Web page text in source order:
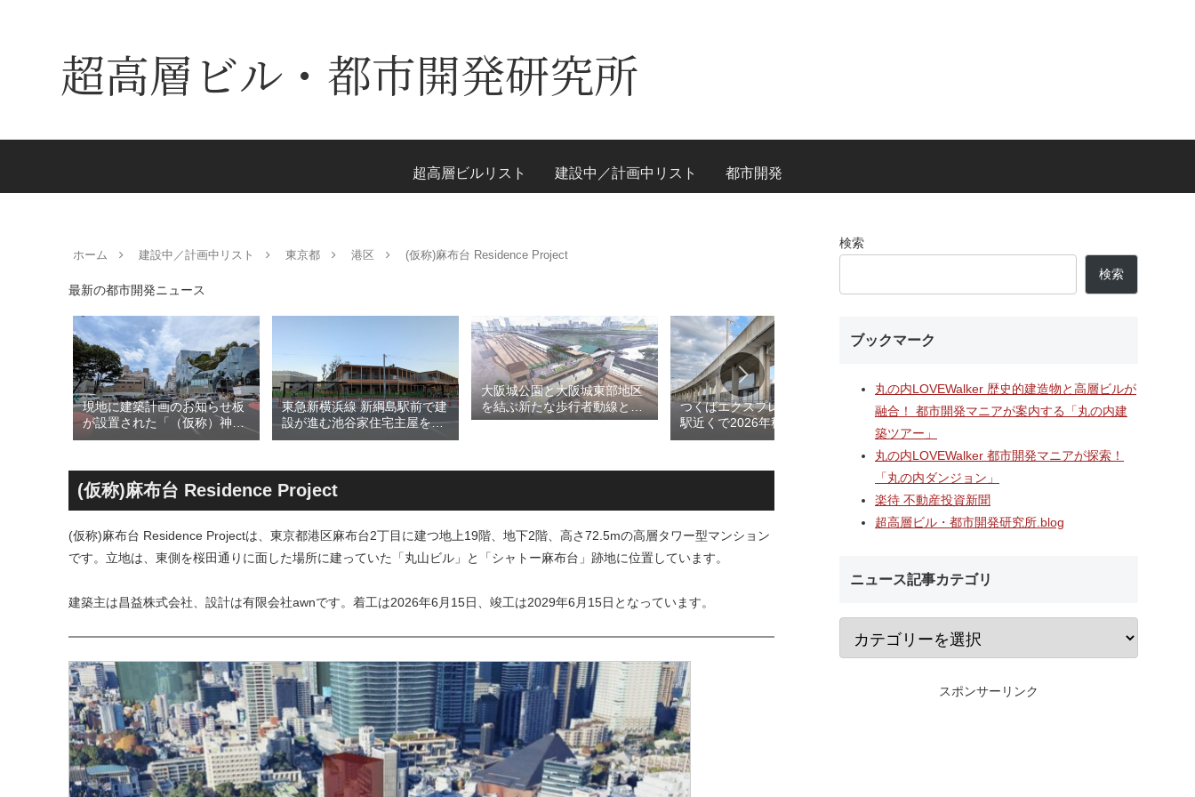
超高層ビル・都市開発研究所
超高層ビルリスト 建設中／計画中リスト 都市開発
ホーム 建設中／計画中リスト 東京都 港区 (仮称)麻布台 Residence Project
最新の都市開発ニュース
現地に建築計画のお知らせ板
が設置された「（仮称）神宮
前六丁目八角館建替計
SANAA設計で神宮前交差点に
新たな商業施設誕生へ！！
東急新横浜線 新綱島駅前で建
設が進む池谷家住宅主屋を活
用した「新綱島MICCA」！！
による新たな駅前拠点が2026
年秋誕生へ！！
大阪城公園と大阪城東部地区
を結ぶ新たな歩行者動線とな
る「大阪城公園接続デッ
表！！
つくばエクスプレス研究学園
駅近くで2026年秋に開業する
高架下商業施設「寿横
跡地の開発計画や商業ビル建
海老名駅間地区のViNA
ズ）で建設中の「（仮称）フ
ァミリー棟」と「（仮称）ホ
テル温浴棟」2026年夏時点建
設状況！！天然温泉のほか子
育て・ペット関連の複合施設
の建設が進む！！
なんばのクボタ旧本
Kubota LaLa arena
(仮称)麻布台 Residence Project
(仮称)麻布台 Residence Projectは、東京都港区麻布台2丁目に建つ地上19階、地下2階、高さ72.5mの高層タワー型マンション
です。立地は、東側を桜田通りに面した場所に建っていた「丸山ビル」と「シャトー麻布台」跡地に位置しています。
建築主は昌益株式会社、設計は有限会社awnです。着工は2026年6月15日、竣工は2029年6月15日となっています。
検索
検索
ブックマーク
丸の内LOVEWalker 歴史的建造物と高層ビルが
融合！ 都市開発マニアが案内する「丸の内建
築ツアー」
丸の内LOVEWalker 都市開発マニアが探索！
「丸の内ダンジョン」
楽待 不動産投資新聞
超高層ビル・都市開発研究所.blog
ニュース記事カテゴリ
スポンサーリンク